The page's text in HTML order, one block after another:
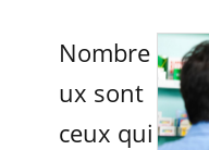
Nombre
ux sont
ceux qui